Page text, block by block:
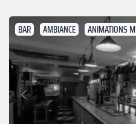
BAR AMBIANCE ANIMATIONS
Précédent